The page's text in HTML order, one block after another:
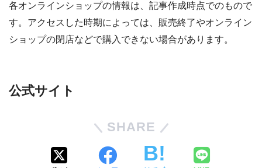
各オンラインショップの情報は、記事作成時点でのもので
す。アクセスした時期によっては、販売終了やオンライン
ショップの閉店などで購入できない場合があります。
公式サイト
SHARE